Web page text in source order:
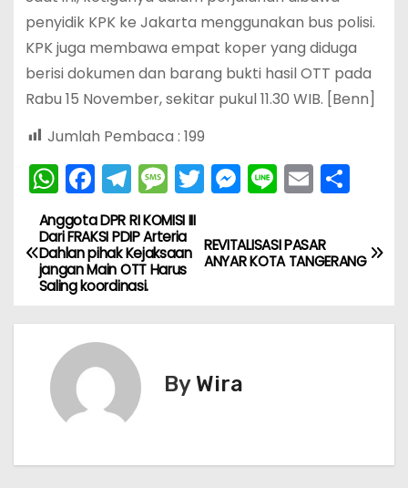
penyidik KPK ke Jakarta menggunakan bus polisi.
KPK juga membawa empat koper yang diduga
berisi dokumen dan barang bukti hasil OTT pada
Rabu 15 November, sekitar pukul 11.30 WIB. [Benn]
Jumlah Pembaca : 199
W
h
a
ts
A
p
p
F
a
c
e
b
o
o
k
T
el
e
gr
a
m
M
e
s
s
g
T
w
itt
er
M
e
s
s
n
er
Li
n
e
E
m
ai
l
S
ar
e
N
a
s
REVITALISASI PASAR
ANYAR KOTA TANGERANG
Anggota DPR RI KOMISI III
Dari FRAKSI PDIP Arteria
Dahlan pihak Kejaksaan
jangan Main OTT Harus
Saling koordinasi.
By Wira